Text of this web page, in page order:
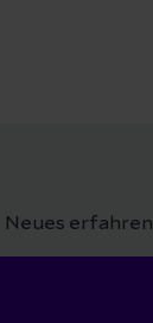
Neues erfahren